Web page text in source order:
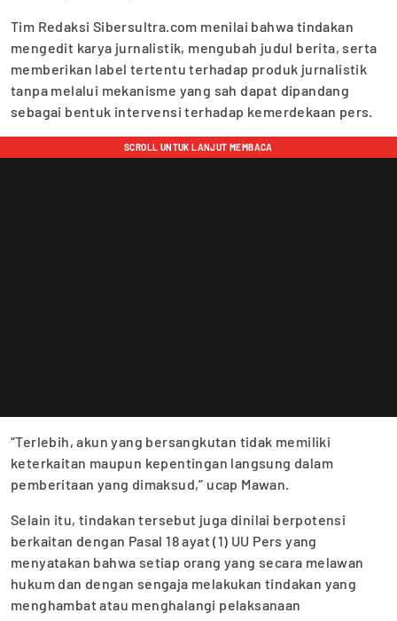
Tim Redaksi Sibersultra.com menilai bahwa tindakan
mengedit karya jurnalistik, mengubah judul berita, serta
memberikan label tertentu terhadap produk jurnalistik
tanpa melalui mekanisme yang sah dapat dipandang
sebagai bentuk intervensi terhadap kemerdekaan pers.
“Terlebih, akun yang bersangkutan tidak memiliki
keterkaitan maupun kepentingan langsung dalam
pemberitaan yang dimaksud,” ucap Mawan.
Selain itu, tindakan tersebut juga dinilai berpotensi
berkaitan dengan Pasal 18 ayat (1) UU Pers yang
menyatakan bahwa setiap orang yang secara melawan
hukum dan dengan sengaja melakukan tindakan yang
menghambat atau menghalangi pelaksanaan